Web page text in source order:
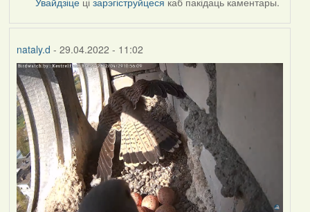
nataly.d - 29.04.2022 - 11:02